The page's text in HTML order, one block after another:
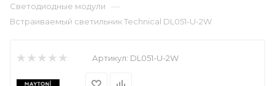
Светодиодные модули —
Встраиваемый светильник Technical DL051-U-2W
Артикул: DL051-U-2W